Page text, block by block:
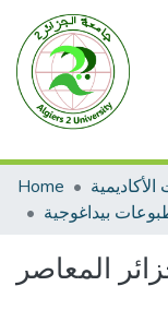
Home
بيداغوجية
المعاصر